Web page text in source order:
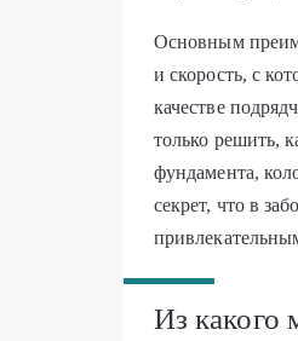
Основным
и скорость, с
качестве
только решить,
фундамента,
секрет, что в
Из какого